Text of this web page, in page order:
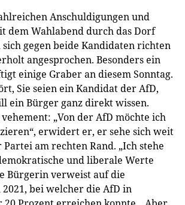
Anschuldigungen und
dem Wahlabend durch das Dorf
gegen beide Kandidaten richten
angesprochen. Besonders ein
einige Graber an diesem Sonntag.
Sie seien ein Kandidat der AfD,
ein Bürger ganz direkt wissen.
„Von der AfD möchte ich
erwidert er, er sehe sich weit
am rechten Rand. „Ich stehe
und liberale Werte
Bürgerin verweist auf die
bei welcher die AfD in